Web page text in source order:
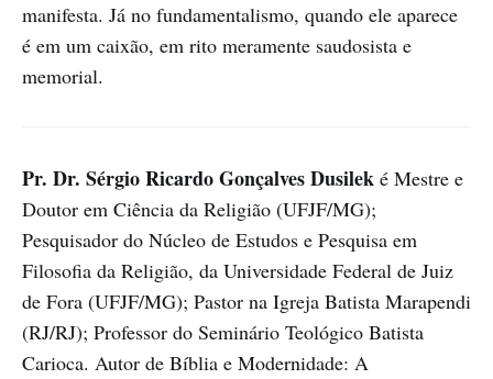
manifesta. Já no fundamentalismo, quando ele aparece
é em um caixão, em rito meramente saudosista e
memorial.
Pr. Dr. Sérgio Ricardo Gonçalves Dusilek é Mestre e
Doutor em Ciência da Religião (UFJF/MG);
Pesquisador do Núcleo de Estudos e Pesquisa em
Filosofia da Religião, da Universidade Federal de Juiz
de Fora (UFJF/MG); Pastor na Igreja Batista Marapendi
(RJ/RJ); Professor do Seminário Teológico Batista
Carioca. Autor de Bíblia e Modernidade: A